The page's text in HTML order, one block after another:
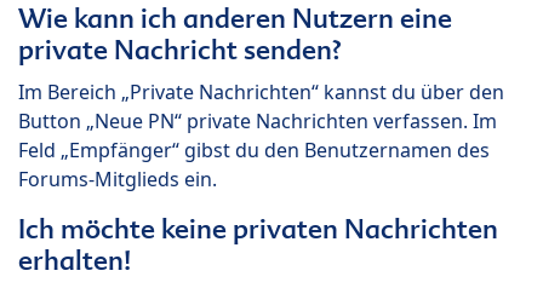
Wie kann ich anderen Nutzern eine
private Nachricht senden?
Im Bereich „Private Nachrichten“ kannst du über den
Button „Neue PN“ private Nachrichten verfassen. Im
Feld „Empfänger“ gibst du den Benutzernamen des
Forums-Mitglieds ein.
Ich möchte keine privaten Nachrichten
erhalten!